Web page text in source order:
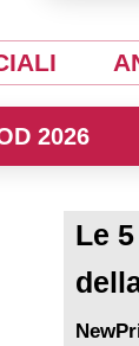
2026
Le